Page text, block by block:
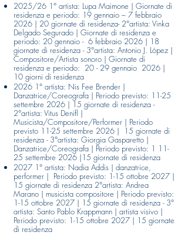
2025/26 1° artista: Lupa Maimone | Giornate di
residenza e periodo: 19 gennaio – 7 febbraio
2026 | 20 giornate di residenza- 2°artista: Vinka
Delgado Segurado | Giornate di residenza e
periodo: 20 gennaio - 6 febbraio 2026 | 18
giornate di residenza - 3°artista: Antonio J. López |
Compositore/Artista sonoro | Giornate di
residenza e periodo: 20 - 29 gennaio 2026 |
10 giorni di residenza
2026 1° artista: Nis Fee Brender |
Danzatrice/Coreografa | Periodo previsto: 11-25
settembre 2026 | 15 giornate di residenza -
2°artista: Vitus Denifl |
Musicista/Compositore/Performer | Periodo
previsto 11-25 settembre 2026 | 15 giornate di
residenza - 3°artista: Giorgia Gasparetto |
Danzatrice/Coreografa | Periodo previsto: 1 11-
25 settembre 2026 |15 giornate di residenza
2027 1° artista: Nadia Addis | danzatrice,
performer | Periodo previsto: 1-15 ottobre 2027 |
15 giornate di residenza 2°artista: Andrea
Marano | musicista compositore | Periodo previsto:
1-15 ottobre 2027 | 15 giornate di residenza - 3°
artista: Santo Pablo Krappmann | artista visivo |
Periodo previsto: 1-15 ottobre 2027 | 15 giornate
di residenza